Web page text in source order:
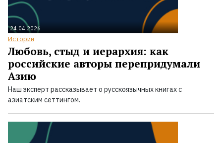
24.04.2026
Истории
Любовь, стыд и иерархия: как
российские авторы перепридумали
Азию
Наш эксперт рассказывает о русскоязычных книгах с
азиатским сеттингом.